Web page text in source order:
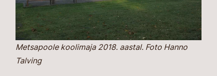
Metsapoole koolimaja 2018. aastal. Foto Hanno
Talving